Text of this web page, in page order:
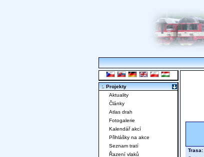
Trasa:
:. Projekty
Aktuality
Články
Atlas drah
Fotogalerie
Kalendář akcí
Přihlášky na akce
Seznam tratí
Řazení vlaků